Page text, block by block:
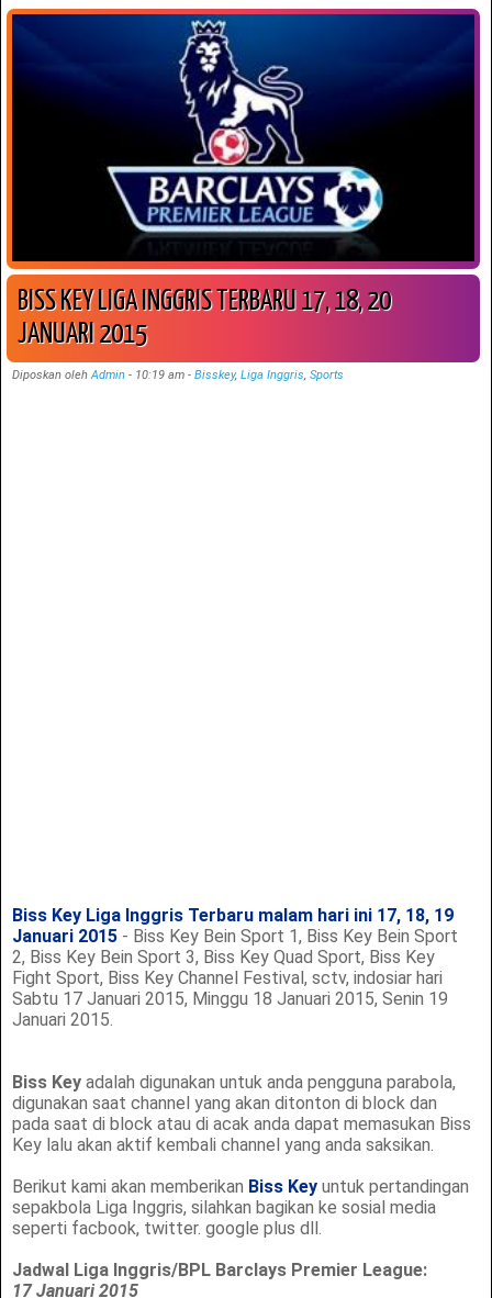
BISS KEY LIGA INGGRIS TERBARU 17, 18, 20
JANUARI 2015
Diposkan olehAdmin - 10:19 am- Bisskey,Liga Inggris,Sports
Biss Key Liga Inggris Terbaru malam hari ini 17, 18, 19
Januari 2015 - Biss Key Bein Sport 1, Biss Key Bein Sport
2, Biss Key Bein Sport 3, Biss Key Quad Sport, Biss Key
Fight Sport, Biss Key Channel Festival, sctv, indosiar hari
Sabtu 17 Januari 2015, Minggu 18 Januari 2015, Senin 19
Januari 2015.
Biss Key adalah digunakan untuk anda pengguna parabola,
digunakan saat channel yang akan ditonton di block dan
pada saat di block atau di acak anda dapat memasukan Biss
Key lalu akan aktif kembali channel yang anda saksikan.
Berikut kami akan memberikan Biss Key untuk pertandingan
sepakbola Liga Inggris, silahkan bagikan ke sosial media
seperti facbook, twitter. google plus dll.
Jadwal Liga Inggris/BPL Barclays Premier League:
17 Januari 2015